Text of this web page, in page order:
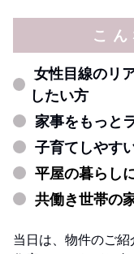
こ
女性目線のリ
したい方
家事をもっと
子育てしやす
平屋の暮らし
共働き世帯の
当日は、物件のご紹